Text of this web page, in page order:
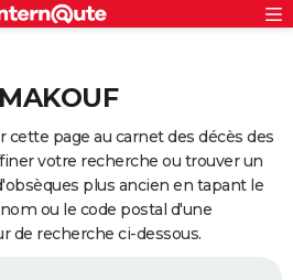
page au carnet des décès des
votre recherche ou trouver un
plus ancien en tapant le
ou le code postal d'une
de recherche ci-dessous.